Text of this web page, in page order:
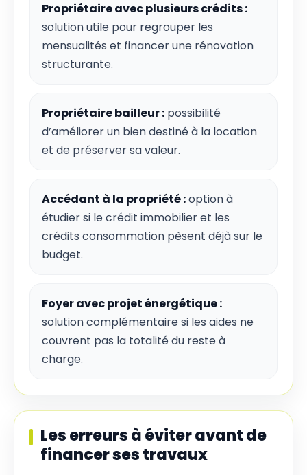
Propriétaire avec plusieurs crédits :
solution utile pour regrouper les
mensualités et financer une rénovation
structurante.
Propriétaire bailleur : possibilité
d’améliorer un bien destiné à la location
et de préserver sa valeur.
Accédant à la propriété :option à
étudier si le crédit immobilier et les
crédits consommation pèsent déjà sur le
budget.
Foyer avec projet énergétique :
solution complémentaire si les aides ne
couvrent pas la totalité du reste à
charge.
Les erreurs à éviter avant de
financer ses travaux